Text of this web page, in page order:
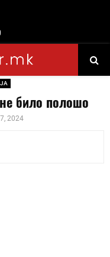
Youtube
било полошо
2024